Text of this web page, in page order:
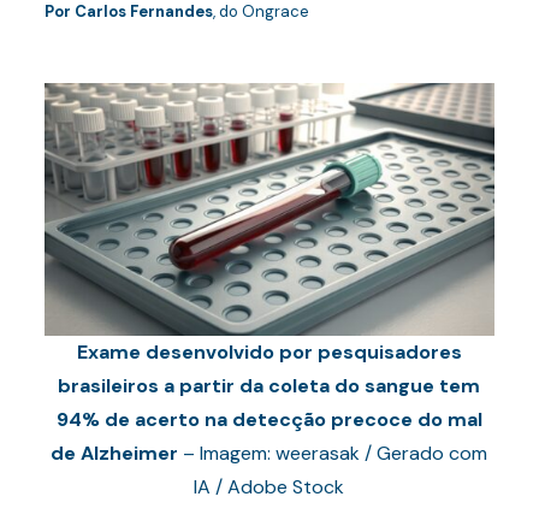
Por Carlos Fernandes, do Ongrace
Exame desenvolvido por pesquisadores
brasileiros a partir da coleta do sangue tem
94% de acerto na detecção precoce do mal
de Alzheimer – Imagem: weerasak / Gerado com
IA / Adobe Stock